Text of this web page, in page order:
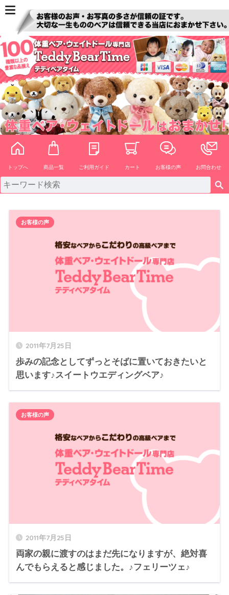
トップへ 商品一覧 ご利用ガイド カート お客様の声 お問合わせ
2011年7月25日
歩みの記念としてずっとそばに置いておきたいと
思います♪スイートウエディングベア♪
お客様の声
2011年7月25日
両家の親に渡すのはまだ先になりますが、絶対喜
んでもらえると感じました。♪フェリーツェ♪
お客様の声
ジト
ップ
へ